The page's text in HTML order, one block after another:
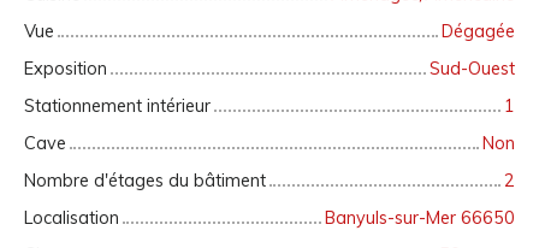
Vue
Dégagée
Exposition
Sud-Ouest
Stationnement intérieur
1
Cave
Non
Nombre d'étages du bâtiment
2
Localisation
Banyuls-sur-Mer 66650